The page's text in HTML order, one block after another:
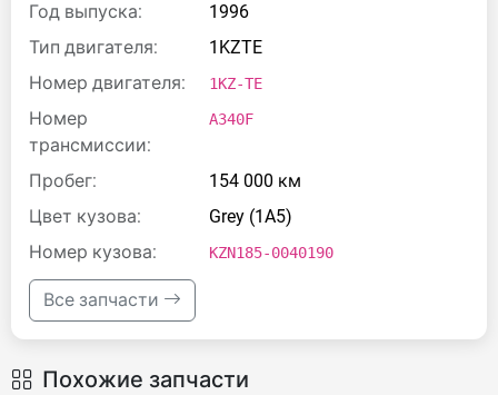
Год выпуска:
1996
Тип двигателя:
1KZTE
Номер двигателя:
1KZ-TE
Номер
трансмиссии:
A340F
Пробег:
154 000 км
Цвет кузова:
Grey (1A5)
Номер кузова:
KZN185-0040190
Все запчасти
Похожие запчасти